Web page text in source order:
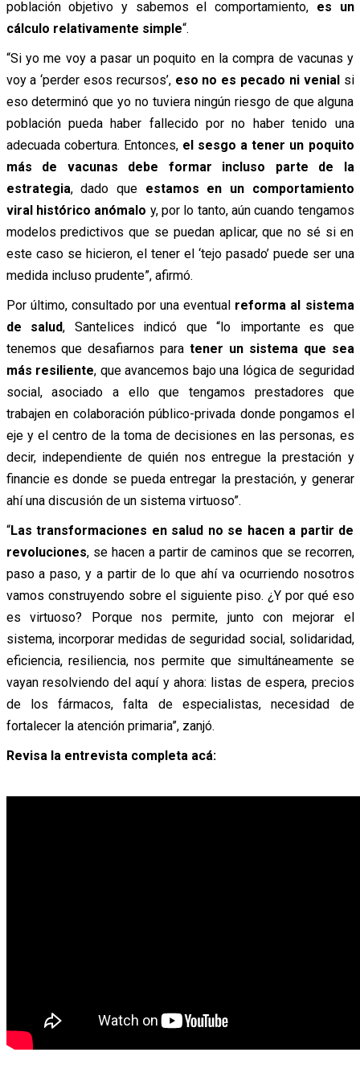
población objetivo y sabemos el comportamiento, es un
cálculo relativamente simple“.
“Si yo me voy a pasar un poquito en la compra de vacunas y
voy a ‘perder esos recursos’, eso no es pecado ni venialsi
eso determinó que yo no tuviera ningún riesgo de que alguna
población pueda haber fallecido por no haber tenido una
adecuada cobertura. Entonces, el sesgo a tener un poquito
más de vacunas debe formar incluso parte de la
estrategia, dado que estamos en un comportamiento
viral histórico anómalo y, por lo tanto, aún cuando tengamos
modelos predictivos que se puedan aplicar, que no sé si en
este caso se hicieron, el tener el ‘tejo pasado’ puede ser una
medida incluso prudente”, afirmó.
Por último, consultado por una eventual reforma al sistema
de salud, Santelices indicó que “lo importante es que
tenemos que desafiarnos para tener un sistema que sea
más resiliente, que avancemos bajo una lógica de seguridad
social, asociado a ello que tengamos prestadores que
trabajen en colaboración público-privada donde pongamos el
eje y el centro de la toma de decisiones en las personas, es
decir, independiente de quién nos entregue la prestación y
financie es donde se pueda entregar la prestación, y generar
ahí una discusión de un sistema virtuoso”.
“Las transformaciones en salud no se hacen a partir de
revoluciones, se hacen a partir de caminos que se recorren,
paso a paso, y a partir de lo que ahí va ocurriendo nosotros
vamos construyendo sobre el siguiente piso. ¿Y por qué eso
es virtuoso? Porque nos permite, junto con mejorar el
sistema, incorporar medidas de seguridad social, solidaridad,
eficiencia, resiliencia, nos permite que simultáneamente se
vayan resolviendo del aquí y ahora: listas de espera, precios
de los fármacos, falta de especialistas, necesidad de
fortalecer la atención primaria”, zanjó.
Revisa la entrevista completa acá: